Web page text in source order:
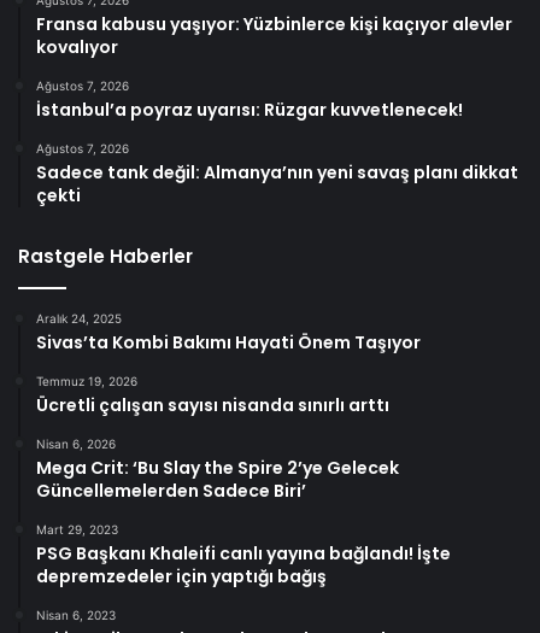
Fransa kabusu yaşıyor: Yüzbinlerce kişi kaçıyor alevler
kovalıyor
Ağustos 7, 2026
İstanbul’a poyraz uyarısı: Rüzgar kuvvetlenecek!
Ağustos 7, 2026
Sadece tank değil: Almanya’nın yeni savaş planı dikkat
çekti
Rastgele Haberler
Aralık 24, 2025
Sivas’ta Kombi Bakımı Hayati Önem Taşıyor
Temmuz 19, 2026
Ücretli çalışan sayısı nisanda sınırlı arttı
Nisan 6, 2026
Mega Crit: ‘Bu Slay the Spire 2’ye Gelecek
Güncellemelerden Sadece Biri’
Mart 29, 2023
PSG Başkanı Khaleifi canlı yayına bağlandı! İşte
depremzedeler için yaptığı bağış
Nisan 6, 2023